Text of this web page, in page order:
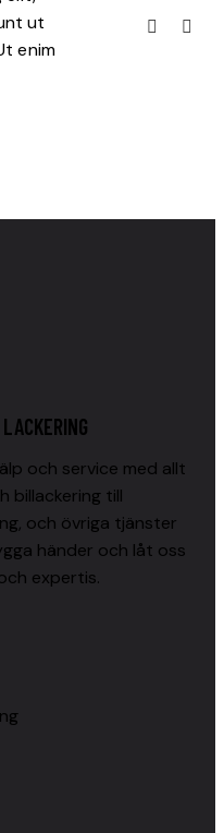
ut
enim
och service med allt
billackering till
och övriga tjänster
händer och låt oss
expertis.